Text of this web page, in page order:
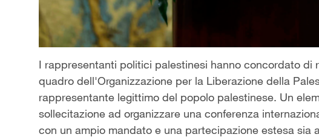
I rappresentanti politici palestinesi hanno concordato di
quadro dell'Organizzazione per la Liberazione della
rappresentante legittimo del popolo palestinese. Un
sollecitazione ad organizzare una conferenza
con un ampio mandato e una partecipazione estesa sia